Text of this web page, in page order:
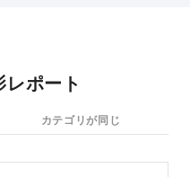
ポート
カテゴリが同じ